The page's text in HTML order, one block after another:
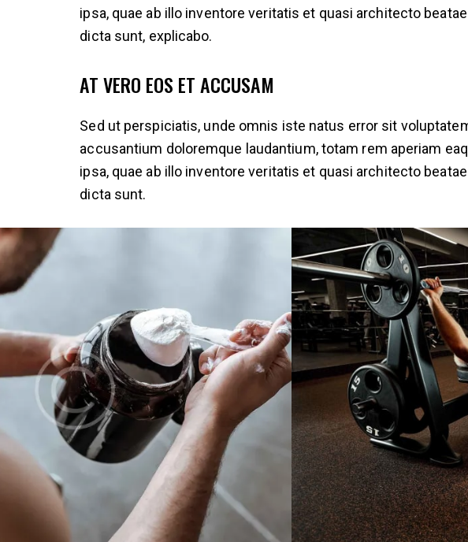
ipsa, quae ab illo inventore veritatis et quasi architecto
dicta sunt, explicabo.
AT VERO EOS ET ACCUSAM
Sed ut perspiciatis, unde omnis iste natus error sit
accusantium doloremque laudantium, totam rem aperiam
ipsa, quae ab illo inventore veritatis et quasi architecto
dicta sunt.